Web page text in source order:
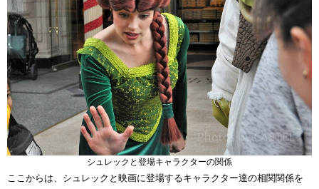
シュレックと登場キャラクターの関係
ここからは、シュレックと映画に登場するキャラクター達の相関関係を